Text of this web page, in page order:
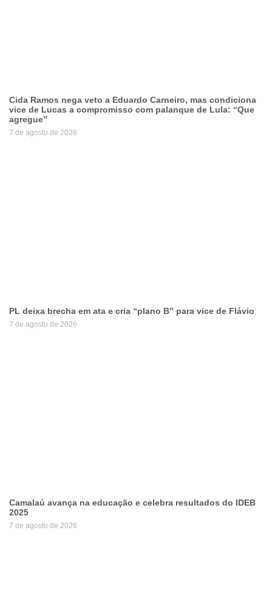
Cida Ramos nega veto a Eduardo Carneiro, mas condiciona
vice de Lucas a compromisso com palanque de Lula: “Que
agregue”
7 de agosto de 2026
PL deixa brecha em ata e cria “plano B” para vice de Flávio
7 de agosto de 2026
Camalaú avança na educação e celebra resultados do IDEB
2025
7 de agosto de 2026